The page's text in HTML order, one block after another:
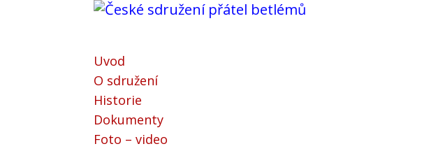
Uvod
O sdružení
Historie
Dokumenty
Foto – video